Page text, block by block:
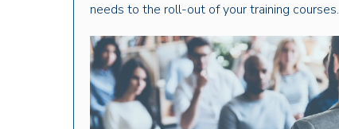
needs to the roll-out of your training courses.